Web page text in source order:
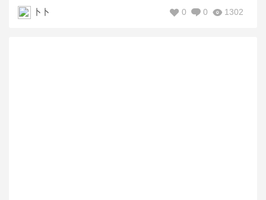
卜卜 1302
0
0